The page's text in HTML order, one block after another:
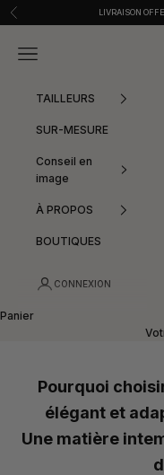
Passer au contenu
Précédent LIVRAISON
Menu
TAILLEURS
SUR-MESURE
Conseil en
image
À PROPOS
BOUTIQUES
CONNEXION
Panier
Pourquoi
élégant et
Une matière